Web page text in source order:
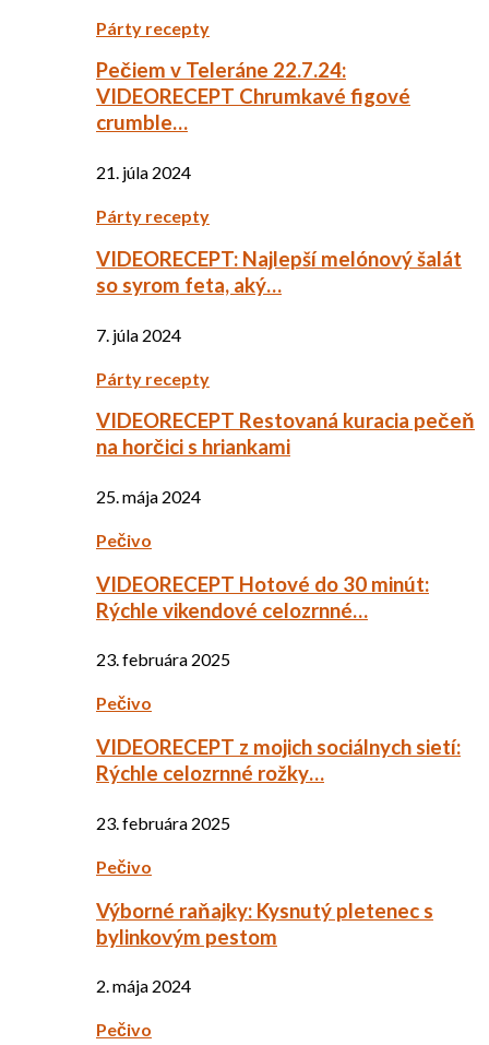
Párty recepty
Pečiem v Teleráne 22.7.24:
VIDEORECEPT Chrumkavé figové
crumble…
21. júla 2024
Párty recepty
VIDEORECEPT: Najlepší melónový šalát
so syrom feta, aký…
7. júla 2024
Párty recepty
VIDEORECEPT Restovaná kuracia pečeň
na horčici s hriankami
25. mája 2024
Pečivo
VIDEORECEPT Hotové do 30 minút:
Rýchle vikendové celozrnné…
23. februára 2025
Pečivo
VIDEORECEPT z mojich sociálnych sietí:
Rýchle celozrnné rožky…
23. februára 2025
Pečivo
Výborné raňajky: Kysnutý pletenec s
bylinkovým pestom
2. mája 2024
Pečivo